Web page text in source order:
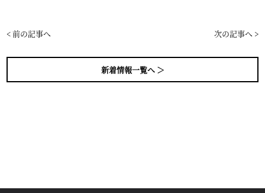
< 前の記事へ
新着情報一覧へ ＞
次の記事へ >